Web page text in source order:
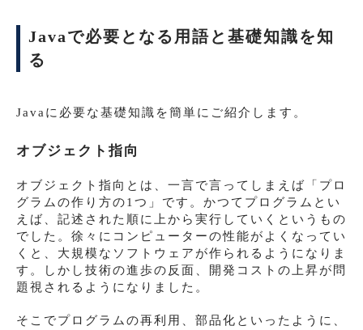
Javaで必要となる用語と基礎知識を知
る
Javaに必要な基礎知識を簡単にご紹介します。
オブジェクト指向
オブジェクト指向とは、一言で言ってしまえば「プロ
グラムの作り方の1つ」です。かつてプログラムとい
えば、記述された順に上から実行していくというもの
でした。徐々にコンピューターの性能がよくなってい
くと、大規模なソフトウェアが作られるようになりま
す。しかし技術の進歩の反面、開発コストの上昇が問
題視されるようになりました。
そこでプログラムの再利用、部品化といったように、